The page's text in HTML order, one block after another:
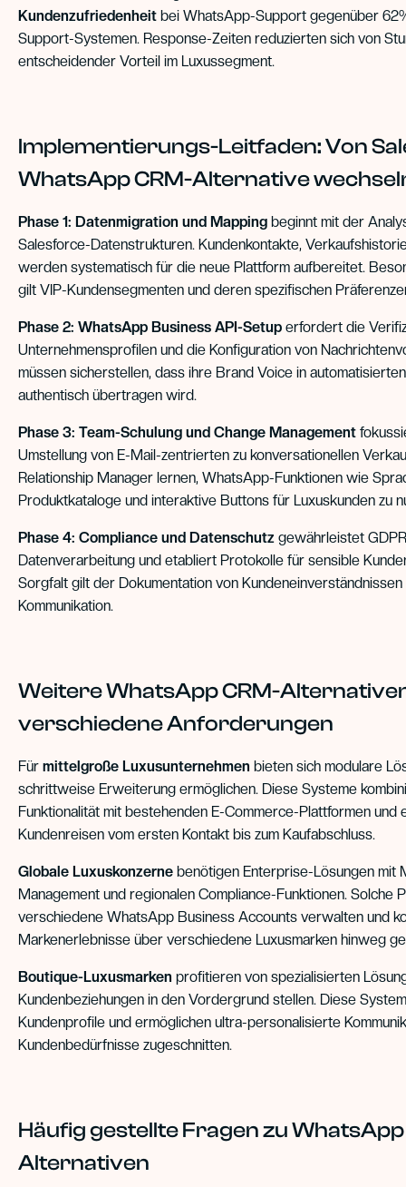
Kundenzufriedenheit bei WhatsApp-Support gegenüber
Support-Systemen. Response-Zeiten reduzierten sich von
entscheidender Vorteil im Luxussegment.
Implementierungs-Leitfaden: Von
WhatsApp CRM-Alternative
Phase 1: Datenmigration und Mapping beginnt mit der
Salesforce-Datenstrukturen. Kundenkontakte,
werden systematisch für die neue Plattform aufbereitet.
gilt VIP-Kundensegmenten und deren spezifischen
Phase 2: WhatsApp Business API-Setup erfordert die
Unternehmensprofilen und die Konfiguration von
müssen sicherstellen, dass ihre Brand Voice in
authentisch übertragen wird.
Phase 3: Team-Schulung und Change Management
Umstellung von E-Mail-zentrierten zu konversationellen
Relationship Manager lernen, WhatsApp-Funktionen wie
Produktkataloge und interaktive Buttons für Luxuskunden zu
Phase 4: Compliance und Datenschutz gewährleistet
Datenverarbeitung und etabliert Protokolle für sensible
Sorgfalt gilt der Dokumentation von
Kommunikation.
Weitere WhatsApp CRM-
verschiedene Anforderungen
Für mittelgroße Luxusunternehmen bieten sich modulare
schrittweise Erweiterung ermöglichen. Diese Systeme
Funktionalität mit bestehenden E-Commerce-Plattformen und
Kundenreisen vom ersten Kontakt bis zum Kaufabschluss.
Globale Luxuskonzerne benötigen Enterprise-Lösungen mit
Management und regionalen Compliance-Funktionen. Solche
verschiedene WhatsApp Business Accounts verwalten und
Markenerlebnisse über verschiedene Luxusmarken hinweg
Boutique-Luxusmarken profitieren von spezialisierten
Kundenbeziehungen in den Vordergrund stellen. Diese
Kundenprofile und ermöglichen ultra-personalisierte
Kundenbedürfnisse zugeschnitten.
Häufig gestellte Fragen zu WhatsApp
Alternativen